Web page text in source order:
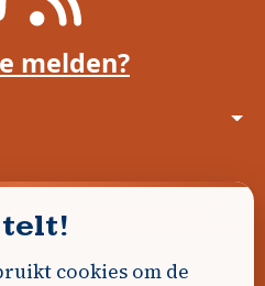
melden?
cookies om de